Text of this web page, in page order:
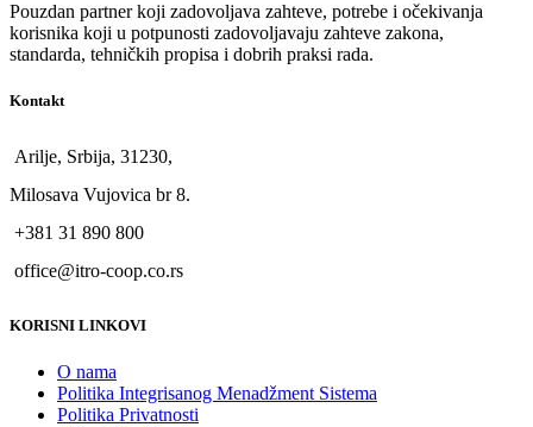
Pouzdan partner koji zadovoljava zahteve, potrebe i očekivanja
korisnika koji u potpunosti zadovoljavaju zahteve zakona,
standarda, tehničkih propisa i dobrih praksi rada.
Kontakt
Arilje, Srbija, 31230,
Milosava Vujovica br 8.
+381 31 890 800
office@itro-coop.co.rs
KORISNI LINKOVI
O nama
Politika Integrisanog Menadžment Sistema
Politika Privatnosti